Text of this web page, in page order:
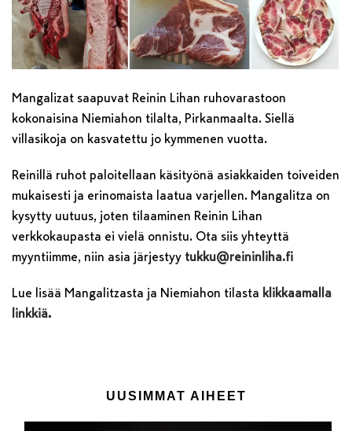
Mangalizat saapuvat Reinin Lihan ruhovarastoon
kokonaisina Niemiahon tilalta, Pirkanmaalta. Siellä
villasikoja on kasvatettu jo kymmenen vuotta.
Reinillä ruhot paloitellaan käsityönä asiakkaiden toiveiden
mukaisesti ja erinomaista laatua varjellen. Mangalitza on
kysytty uutuus, joten tilaaminen Reinin Lihan
verkkokaupasta ei vielä onnistu. Ota siis yhteyttä
myyntiimme, niin asia järjestyy tukku@reininliha.fi
Lue lisää Mangalitzasta ja Niemiahon tilasta klikkaamalla
linkkiä.
UUSIMMAT AIHEET